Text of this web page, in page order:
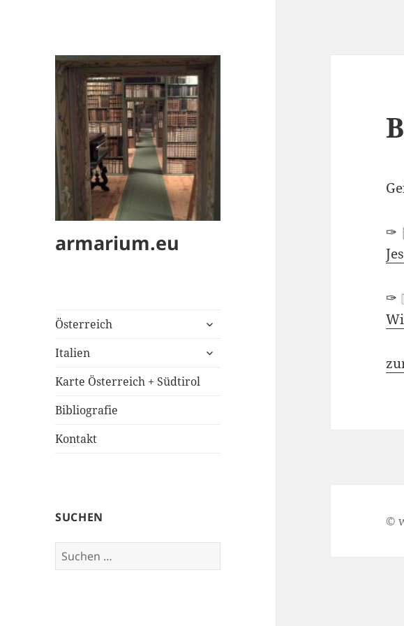
armarium.eu
Österreich
untermenü
Italien
untermenü
Karte Österreich + Südtirol
Bibliografie
Kontakt
SUCHEN
Suchen
nach:
✑
✑
©